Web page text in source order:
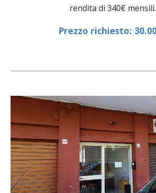
rendita di 340€ mensili.
Prezzo richiesto: